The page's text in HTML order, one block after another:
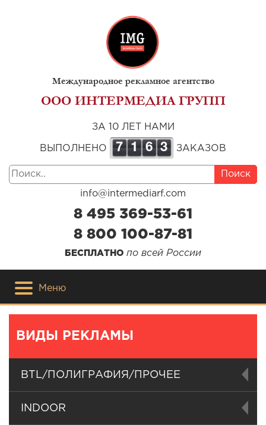
Международное рекламное агентство
ООО ИНТЕРМЕДИА ГРУПП
ЗА 10 ЛЕТ НАМИ
ВЫПОЛНЕНО 7 1 6 3 ЗАКАЗОВ
Поиск
info@intermediarf.com
8 495 369-53-61
8 800 100-87-81
БЕСПЛАТНО по всей России
Меню
ВИДЫ РЕКЛАМЫ
BTL/ПОЛИГРАФИЯ/ПРОЧЕЕ
INDOOR